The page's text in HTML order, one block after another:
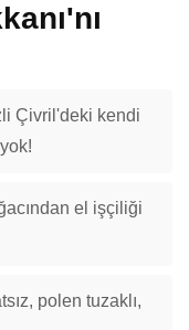
Çivril'deki kendi
el işçiliği
polen tuzaklı,